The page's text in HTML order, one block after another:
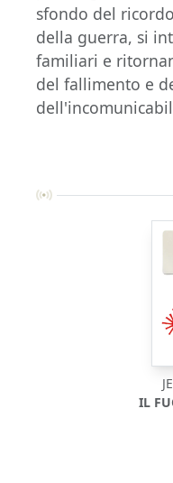
sfondo del
della guerra, si
familiari e
del fallimento e
IL